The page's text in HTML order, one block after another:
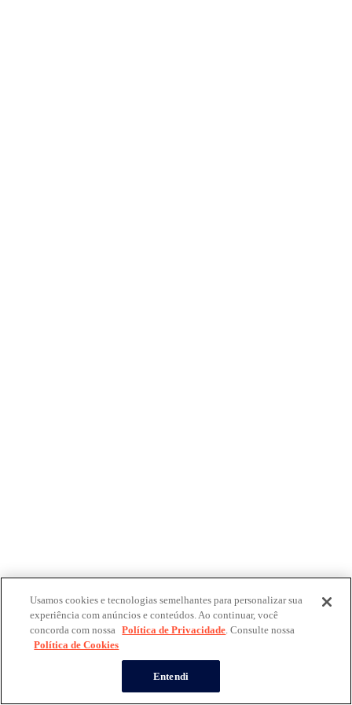
Usamos cookies e tecnologias semelhantes para personalizar sua
experiência com anúncios e conteúdos. Ao continuar, você
concorda com nossa Política de Privacidade. Consulte nossa
Política de Cookies
Entendi